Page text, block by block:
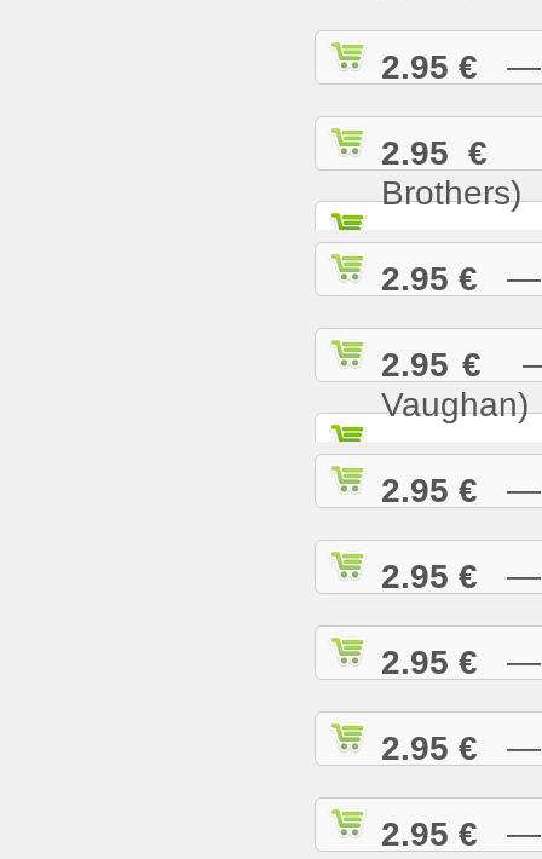
2.95 € —
2.95 €
Brothers)
2.95 € —
2.95 € —
Vaughan)
2.95 € —
2.95 € —
2.95 € —
2.95 € —
2.95 € —